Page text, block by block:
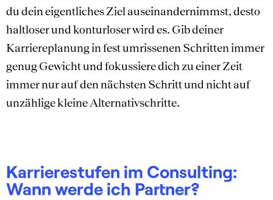
du dein eigentliches Ziel auseinandernimmst, desto
haltloser und konturloser wird es. Gib deiner
Karriereplanung in fest umrissenen Schritten immer
genug Gewicht und fokussiere dich zu einer Zeit
immer nur auf den nächsten Schritt und nicht auf
unzählige kleine Alternativschritte.
Karrierestufen im Consulting:
Wann werde ich Partner?